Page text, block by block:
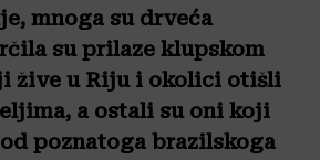
mnoga su drveća
su prilaze klupskom
žive u Riju i okolici otišli
a ostali su oni koji
poznatoga brazilskoga